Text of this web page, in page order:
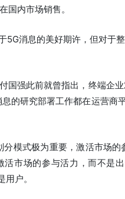
国内市场销售。
5G消息的美好期许，但对于
国强此前就曾指出，终端企
的研究部署工作都在运营商
分模式极为重要，激活市场
活市场的参与活力，而不是
户。